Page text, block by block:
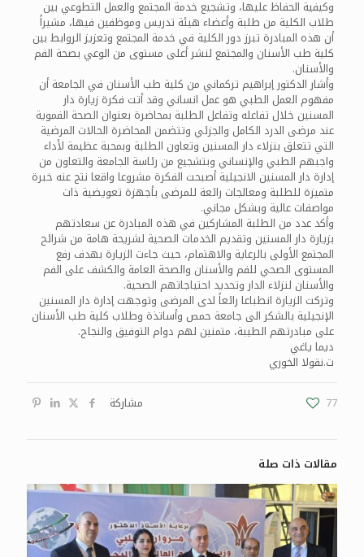
وكيفية الحفاظ عليها، وتشجيع خدمة المجتمع والعمل التطوعي بين
طلاب الكلية من طلبة وأعضاء هيئة تدريس وموظفين فيها، مشيراً
أن هذه المبادرة تبرز دور الكلية في خدمة المجتمع وتعزيز الروابط بين
كلية طب الأسنان والمجتمع لنشر أعلى مستوى من الوعي بصحة الفم
والأسنان.
وأشار الدكتور إبراهيم تركماني من كلية طب الأسنان في الجامعة أن
مفهوم العمل الطبي هو عمل انساني وقد أتت فكرة زيارة دار
المسنين خلال تفاعله وتفاعل الطلبة بمحاضرة بعنوان الصحة الفموية
عند مرضى الدرد الكامل والجزئي وتتضمن المحاضرة الحالات المرضية
التي تتعلق بنزلاء دار المسنين وتعاون الطلبة وبمحبة عظيمة لأداء
واجبهم الطبي والإنساني وبتشجيع من رئاسة الجامعة والتعاون من
إدارة دار المسنين الانجيلية أصبحت الفكرة مشروعا واقعا نتج عنه خبرة
متميزة للطلبة ومعالجات رائعة للمرضى بأجهزة تعويضية ذات
مواصفات عالية وبشكل مجاني.
وأكد عدد من الطلبة المشاركين في هذه المبادرة عن سعادتهم
بزيارة دار المسنين وتقديم الخدمات الصحية لشريحة هامة من شرائح
المجتمع الأولى بالرعاية والاهتمام، حيث جاءت الزيارة بهدف رفع
المستوى الصحي للفم والأسنان والصحة العامة والكشف على الفم
والأسنان لنزلاء الدار وتحديد احتياجاتهم الصحية.
وتركت الزيارة انطباعا رائعاً لدى المرضى وتوجهت إدارة دار المسنين
الإنجيلية بالشكر الى جامعة حمص وأساتذة وطلاب كلية طب الأسنان
على مبادرتهم الطيبة، متمنين لهم دوام التوفيق والنجاح.
ديما ياغي
ت.نقولا الخوري
مشاركة
77
مقالات ذات صلة